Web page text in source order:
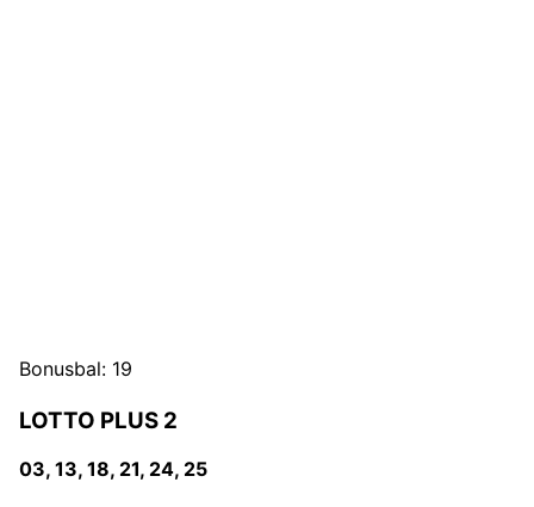
Bonusbal: 19
LOTTO PLUS 2
03, 13, 18, 21, 24, 25